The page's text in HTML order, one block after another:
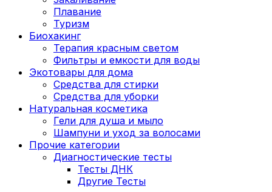
Плавание
Туризм
Биохакинг
Терапия красным светом
Фильтры и емкости для воды
Экотовары для дома
Средства для стирки
Средства для уборки
Натуральная косметика
Гели для душа и мыло
Шампуни и уход за волосами
Прочие категории
Диагностические тесты
Тесты ДНК
Другие Тесты